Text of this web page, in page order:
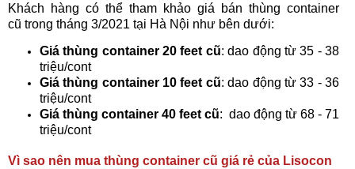
Khách hàng có thể tham khảo giá bán thùng container
cũ trong tháng 3/2021 tại Hà Nội như bên dưới:
Giá thùng container 20 feet cũ: dao động từ 35 - 38
triệu/cont
Giá thùng container 10 feet cũ: dao động từ 33 - 36
triệu/cont
Giá thùng container 40 feet cũ: dao động từ 68 - 71
triệu/cont
Vì sao nên mua thùng container cũ giá rẻ của Lisocon